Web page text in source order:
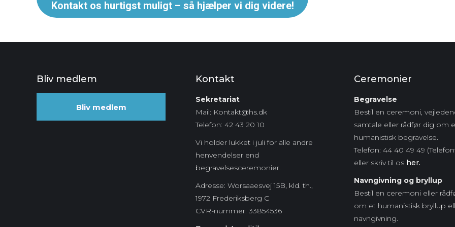
Kontakt os hurtigst muligt – så hjælper vi dig videre!
Bliv medlem
Bliv medlem
Kontakt
Sekretariat
Mail: Kontakt@hs.dk
Telefon: 42 43 20 10
Vi holder lukket i juli for alle andre
henvendelser end
begravelsesceremonier.
Adresse: Worsaaesvej 15B, kld. th.,
1972 Frederiksberg C
CVR-nummer: 33854536
Ceremonier
Begravelse
Bestil en ceremoni,
samtale eller rådfør dig om
humanistisk begravelse.
Telefon: 44 40 49 49
eller skriv til os her.
Navngivning og bryllup
Bestil en ceremoni eller
om et humanistisk bryllup
navngivning.